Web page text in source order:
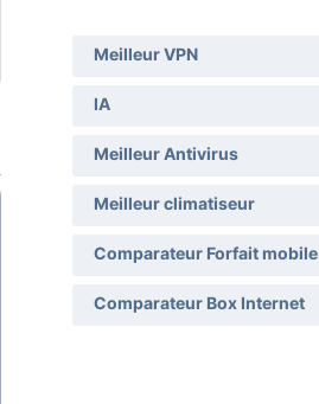
Meilleur VPN
IA
Meilleur Antivirus
Meilleur climatiseur
Comparateur Forfait mobile
Comparateur Box Internet